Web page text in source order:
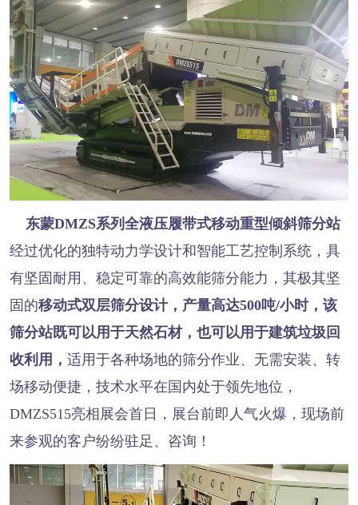
东蒙DMZS系列全液压履带式移动重型倾斜筛分站
经过优化的独特动力学设计和智能工艺控制系统，具
有坚固耐用、稳定可靠的高效能筛分能力，其极其坚
固的移动式双层筛分设计，产量高达500吨/小时，该
筛分站既可以用于天然石材，也可以用于建筑垃圾回
收利用， 适用于各种场地的筛分作业、无需安装、转
场移动便捷，技术水平在国内处于领先地位，
DMZS515亮相展会首日，展台前即人气火爆，现场前
来参观的客户纷纷驻足、咨询！